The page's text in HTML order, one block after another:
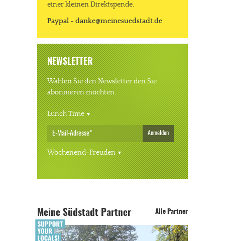
einer kleinen Direktspende.
Paypal - danke@meinesuedstadt.de
NEWSLETTER
Wählen Sie den Newsletter den Sie
abonnieren möchten.
Lunch Time
Anmelden
Wochenend-Freuden
Meine Südstadt Partner Alle Partner